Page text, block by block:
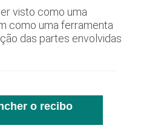
visto como uma
como uma ferramenta
das partes envolvidas
o recibo